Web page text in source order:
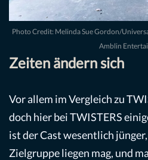
Photo Credit: Melinda Sue Gordon/
Amblin
Zeiten ändern sich
Vor allem im Vergleich zu
doch hier bei TWISTERS
ist der Cast wesentlich
Zielgruppe liegen mag, und